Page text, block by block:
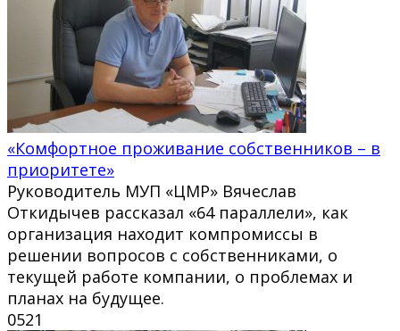
«Комфортное проживание собственников – в
приоритете»
Руководитель МУП «ЦМР» Вячеслав
Откидычев рассказал «64 параллели», как
организация находит компромиссы в
решении вопросов с собственниками, о
текущей работе компании, о проблемах и
планах на будущее.
0521